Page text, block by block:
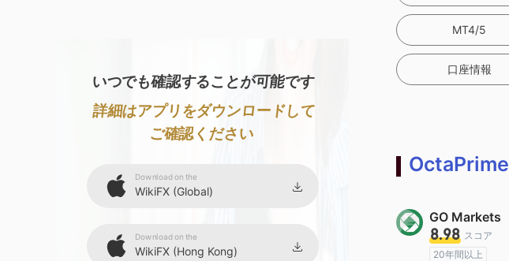
9 7
8
8
9
いつでも確認することが可能です
詳細はアプリをダウンロードして
ご確認ください
Download on the
WikiFX (Global)
Download on the
WikiFX (Hong Kong)
MT4/5
口座情報
OctaPrime
GO Markets
8.98 スコア
20年間以上